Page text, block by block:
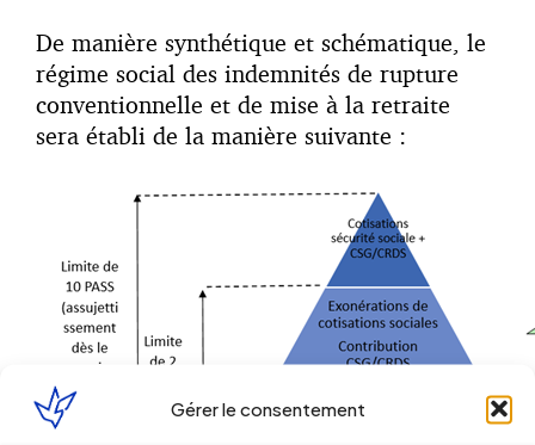
Gérer le consentement
De manière synthétique et schématique, le
régime social des indemnités de rupture
conventionnelle et de mise à la retraite
sera établi de la manière suivante :